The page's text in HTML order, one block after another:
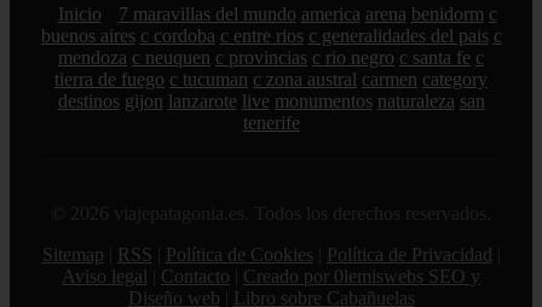
Inicio 7 maravillas del mundo america arena benidorm c
buenos aires c cordoba c entre rios c generalidades del pais c
mendoza c neuquen c provincias c rio negro c santa fe c
tierra de fuego c tucuman c zona austral carmen category
destinos gijon lanzarote live monumentos naturaleza san
tenerife
© 2026 viajepatagonia.es. Todos los derechos reservados.
Sitemap
RSS Política de Cookies Política de Privacidad
Aviso legal
Contacto
Creado por 0lemiswebs SEO y
Diseño web
Libro sobre Cabañuelas